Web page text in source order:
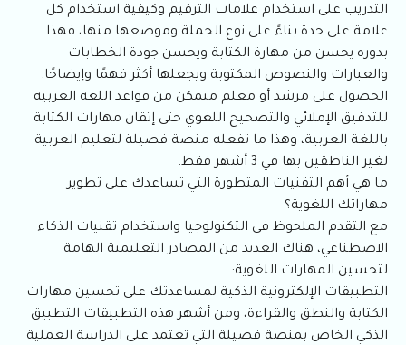
التدريب على استخدام علامات الترقيم وكيفية استخدام كل
علامة على حدة بناءً على نوع الجملة وموضعها منها، فهذا
بدوره يحسن من مهارة الكتابة ويحسن جودة الخطابات
والعبارات والنصوص المكتوبة ويجعلها أكثر فهمًا وإيضاحًا.
الحصول على مرشد أو معلم متمكن من قواعد اللغة العربية
للتدقيق الإملائي والتصحيح اللغوي حتى إتقان مهارات الكتابة
باللغة العربية، وهذا ما تفعله منصة فصيلة لتعليم العربية
لغير الناطقين بها في 3 أشهر فقط.
ما هي أهم التقنيات المتطورة التي تساعدك على تطوير
مهاراتك اللغوية؟
مع التقدم الملحوظ في التكنولوجيا واستخدام تقنيات الذكاء
الاصطناعي، هناك العديد من المصادر التعليمية الهامة
لتحسين المهارات اللغوية:
التطبيقات الإلكترونية الذكية لمساعدتك على تحسين مهارات
الكتابة والنطق والقراءة، ومن أشهر هذه التطبيقات التطبيق
الذكي الخاص بمنصة فصيلة التي تعتمد على الدراسة العملية